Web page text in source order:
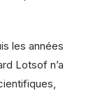
les années
Lotsof n’a